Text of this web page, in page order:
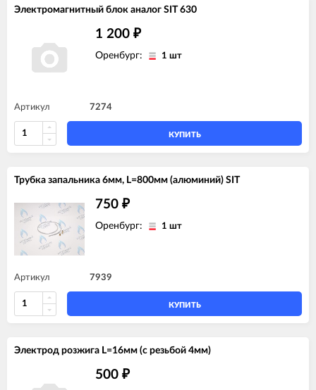
Электромагнитный блок аналог SIT 630
1 200 ₽
Оренбург: 1 шт
Артикул 7274
КУПИТЬ
Трубка запальника 6мм, L=800мм (алюминий) SIT
750 ₽
Оренбург: 1 шт
Артикул 7939
КУПИТЬ
Электрод розжига L=16мм (с резьбой 4мм)
500 ₽